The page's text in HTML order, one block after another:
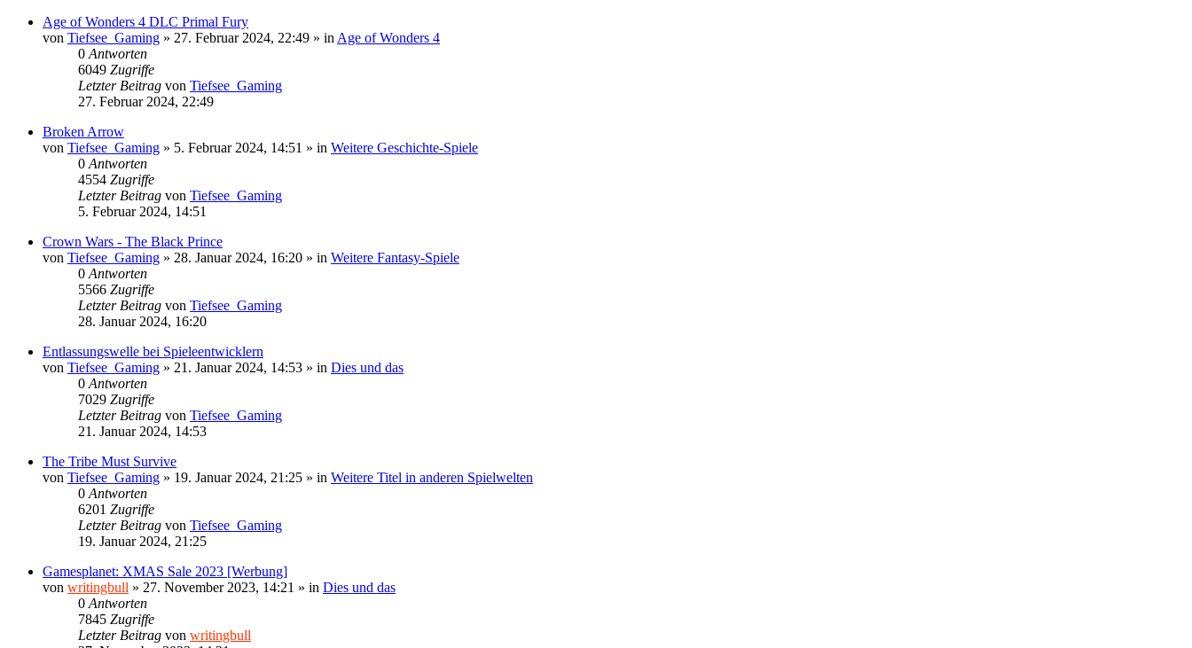
Age of Wonders 4 DLC Primal Fury
von Tiefsee_Gaming » 27. Februar 2024, 22:49 » in Age of Wonders 4
0 Antworten
6049 Zugriffe
Letzter Beitrag von Tiefsee_Gaming
27. Februar 2024, 22:49
Broken Arrow
von Tiefsee_Gaming » 5. Februar 2024, 14:51 » in Weitere Geschichte-Spiele
0 Antworten
4554 Zugriffe
Letzter Beitrag von Tiefsee_Gaming
5. Februar 2024, 14:51
Crown Wars - The Black Prince
von Tiefsee_Gaming » 28. Januar 2024, 16:20 » in Weitere Fantasy-Spiele
0 Antworten
5566 Zugriffe
Letzter Beitrag von Tiefsee_Gaming
28. Januar 2024, 16:20
Entlassungswelle bei Spieleentwicklern
von Tiefsee_Gaming » 21. Januar 2024, 14:53 » in Dies und das
0 Antworten
7029 Zugriffe
Letzter Beitrag von Tiefsee_Gaming
21. Januar 2024, 14:53
The Tribe Must Survive
von Tiefsee_Gaming » 19. Januar 2024, 21:25 » in Weitere Titel in anderen Spielwelten
0 Antworten
6201 Zugriffe
Letzter Beitrag von Tiefsee_Gaming
19. Januar 2024, 21:25
Gamesplanet: XMAS Sale 2023 [Werbung]
von writingbull » 27. November 2023, 14:21 » in Dies und das
0 Antworten
7845 Zugriffe
Letzter Beitrag von writingbull